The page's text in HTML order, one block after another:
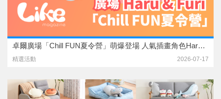
卓爾廣場「Chill FUN夏令營」萌爆登場 人氣插畫角色Haru & Furi首度進駐屯門
精選活動 2026-07-17